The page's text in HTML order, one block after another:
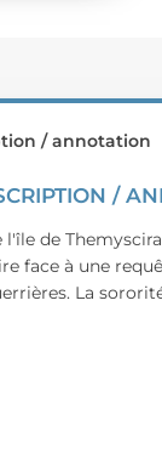
/ annotation
/
l'île de
face à une
La